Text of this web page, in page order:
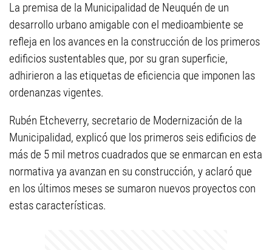
La premisa de la Municipalidad de Neuquén de un
desarrollo urbano amigable con el medioambiente se
refleja en los avances en la construcción de los primeros
edificios sustentables que, por su gran superficie,
adhirieron a las etiquetas de eficiencia que imponen las
ordenanzas vigentes.
Rubén Etcheverry, secretario de Modernización de la
Municipalidad, explicó que los primeros seis edificios de
más de 5 mil metros cuadrados que se enmarcan en esta
normativa ya avanzan en su construcción, y aclaró que
en los últimos meses se sumaron nuevos proyectos con
estas características.